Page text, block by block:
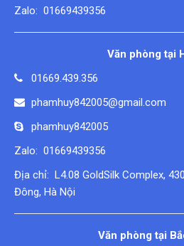
Zalo: 01669439356
Văn phòng tại
01669.439.356
phamhuy842005@gmail.com
phamhuy842005
Zalo: 01669439356
Địa chỉ: L4.08 GoldSilk Complex,
Đông, Hà Nội
Văn phòng tại